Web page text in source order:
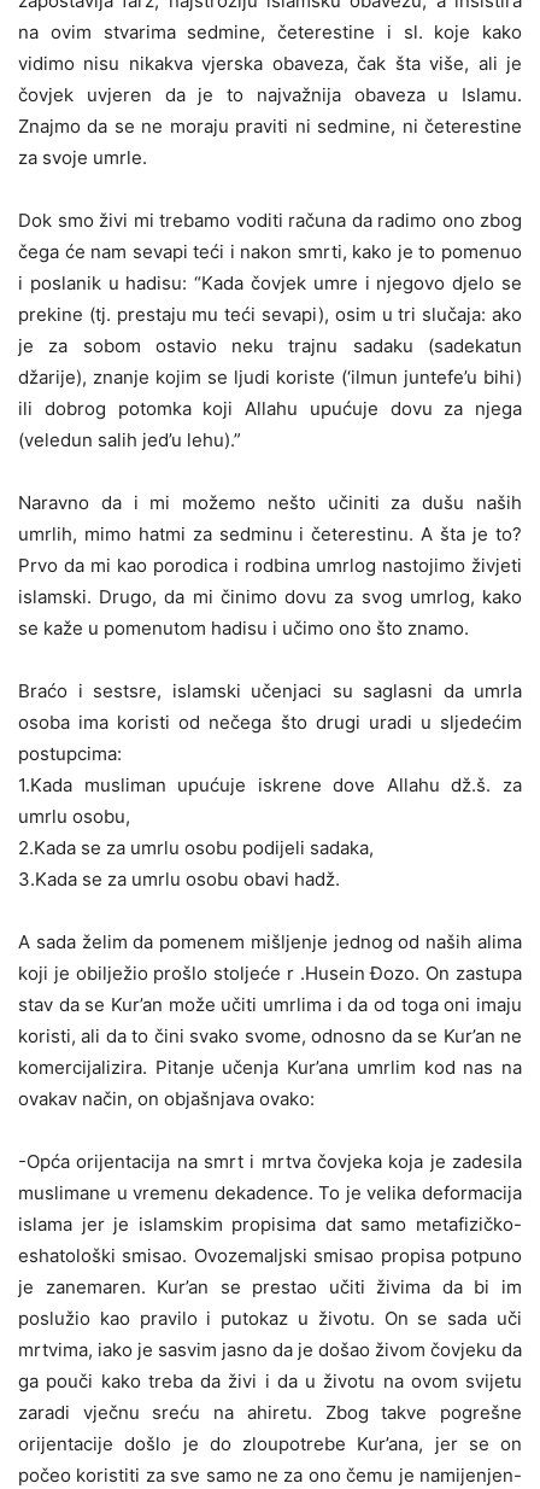
na ovim stvarima sedmine, četerestine i sl. koje kako
vidimo nisu nikakva vjerska obaveza, čak šta više, ali je
čovjek uvjeren da je to najvažnija obaveza u Islamu.
Znajmo da se ne moraju praviti ni sedmine, ni četerestine
za svoje umrle.
Dok smo živi mi trebamo voditi računa da radimo ono zbog
čega će nam sevapi teći i nakon smrti, kako je to pomenuo
i poslanik u hadisu: “Kada čovjek umre i njegovo djelo se
prekine (tj. prestaju mu teći sevapi), osim u tri slučaja: ako
je za sobom ostavio neku trajnu sadaku (sadekatun
džarije), znanje kojim se ljudi koriste (‘ilmun juntefe’u bihi)
ili dobrog potomka koji Allahu upućuje dovu za njega
(veledun salih jed’u lehu).”
Naravno da i mi možemo nešto učiniti za dušu naših
umrlih, mimo hatmi za sedminu i četerestinu. A šta je to?
Prvo da mi kao porodica i rodbina umrlog nastojimo živjeti
islamski. Drugo, da mi činimo dovu za svog umrlog, kako
se kaže u pomenutom hadisu i učimo ono što znamo.
Braćo i sestsre, islamski učenjaci su saglasni da umrla
osoba ima koristi od nečega što drugi uradi u sljedećim
postupcima:
1.Kada musliman upućuje iskrene dove Allahu dž.š. za
umrlu osobu,
2.Kada se za umrlu osobu podijeli sadaka,
3.Kada se za umrlu osobu obavi hadž.
A sada želim da pomenem mišljenje jednog od naših alima
koji je obilježio prošlo stoljeće r .Husein Đozo. On zastupa
stav da se Kur’an može učiti umrlima i da od toga oni imaju
koristi, ali da to čini svako svome, odnosno da se Kur’an ne
komercijalizira. Pitanje učenja Kur’ana umrlim kod nas na
ovakav način, on objašnjava ovako:
-Opća orijentacija na smrt i mrtva čovjeka koja je zadesila
muslimane u vremenu dekadence. To je velika deformacija
islama jer je islamskim propisima dat samo metafizičko-
eshatološki smisao. Ovozemaljski smisao propisa potpuno
je zanemaren. Kur’an se prestao učiti živima da bi im
poslužio kao pravilo i putokaz u životu. On se sada uči
mrtvima, iako je sasvim jasno da je došao živom čovjeku da
ga pouči kako treba da živi i da u životu na ovom svijetu
zaradi vječnu sreću na ahiretu. Zbog takve pogrešne
orijentacije došlo je do zloupotrebe Kur’ana, jer se on
počeo koristiti za sve samo ne za ono čemu je namijenjen-